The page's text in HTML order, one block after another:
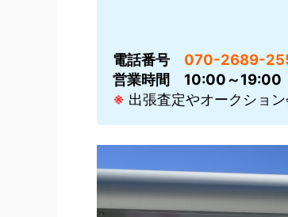
電話番号 070-2689-
営業時間
10:00～19:00
※ 出張査定やオークショ